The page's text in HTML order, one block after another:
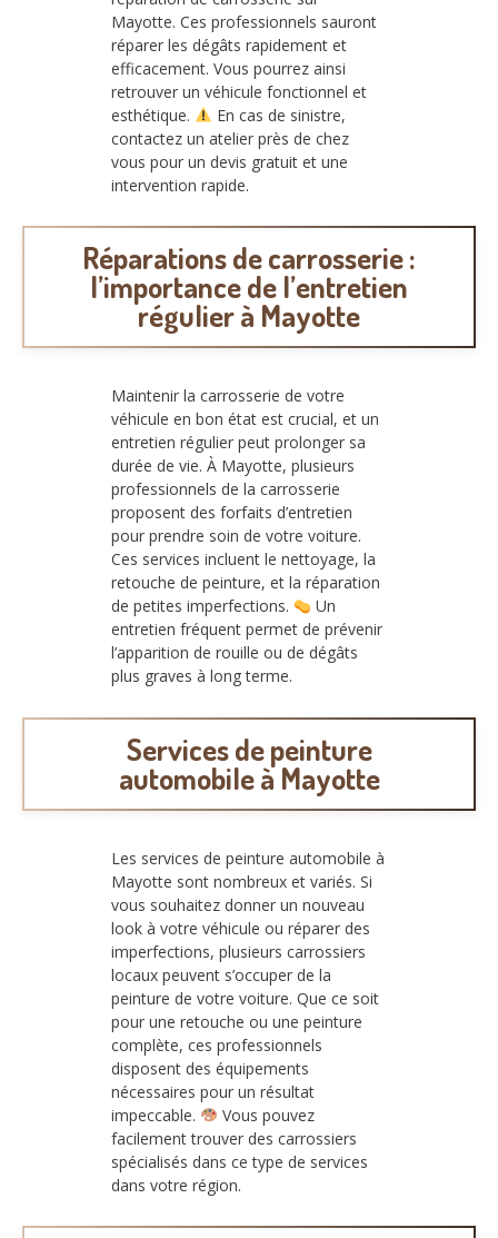
Mayotte. Ces professionnels sauront
réparer les dégâts rapidement et
efficacement. Vous pourrez ainsi
retrouver un véhicule fonctionnel et
esthétique.
En cas de sinistre,
contactez un atelier près de chez
vous pour un devis gratuit et une
intervention rapide.
Réparations de carrosserie :
l’importance de l’entretien
régulier à Mayotte
Maintenir la carrosserie de votre
véhicule en bon état est crucial, et un
entretien régulier peut prolonger sa
durée de vie. À Mayotte, plusieurs
professionnels de la carrosserie
proposent des forfaits d’entretien
pour prendre soin de votre voiture.
Ces services incluent le nettoyage, la
retouche de peinture, et la réparation
de petites imperfections.
Un
entretien fréquent permet de prévenir
l’apparition de rouille ou de dégâts
plus graves à long terme.
Services de peinture
automobile à Mayotte
Les services de peinture automobile à
Mayotte sont nombreux et variés. Si
vous souhaitez donner un nouveau
look à votre véhicule ou réparer des
imperfections, plusieurs carrossiers
locaux peuvent s’occuper de la
peinture de votre voiture. Que ce soit
pour une retouche ou une peinture
complète, ces professionnels
disposent des équipements
nécessaires pour un résultat
impeccable.
Vous pouvez
facilement trouver des carrossiers
spécialisés dans ce type de services
dans votre région.